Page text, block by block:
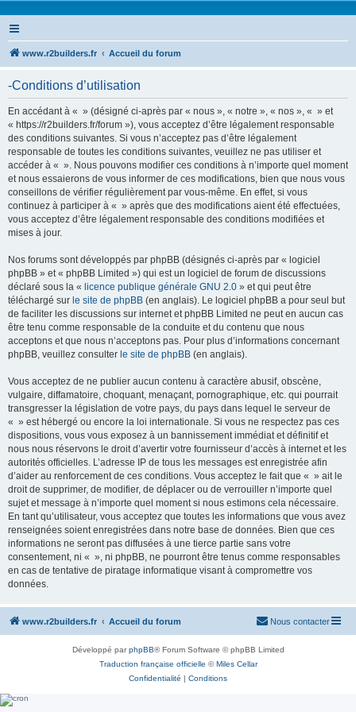
www.r2builders.fr Accueil du forum
-Conditions d’utilisation
En accédant à « » (désigné ci-après par « nous », « notre », « nos », « » et
« https://r2builders.fr/forum »), vous acceptez d’être légalement responsable
des conditions suivantes. Si vous n’acceptez pas d’être légalement
responsable de toutes les conditions suivantes, veuillez ne pas utiliser et
accéder à « ». Nous pouvons modifier ces conditions à n’importe quel moment
et nous essaierons de vous informer de ces modifications, bien que nous vous
conseillons de vérifier régulièrement par vous-même. En effet, si vous
continuez à participer à « » après que des modifications aient été effectuées,
vous acceptez d’être légalement responsable des conditions modifiées et
mises à jour.
Nos forums sont développés par phpBB (désignés ci-après par « logiciel
phpBB » et « phpBB Limited ») qui est un logiciel de forum de discussions
déclaré sous la « licence publique générale GNU 2.0 » et qui peut être
téléchargé sur le site de phpBB (en anglais). Le logiciel phpBB a pour seul but
de faciliter les discussions sur internet et phpBB Limited ne peut en aucun cas
être tenu comme responsable de la conduite et du contenu que nous
acceptons et que nous n’acceptons pas. Pour plus d’informations concernant
phpBB, veuillez consulter le site de phpBB (en anglais).
Vous acceptez de ne publier aucun contenu à caractère abusif, obscène,
vulgaire, diffamatoire, choquant, menaçant, pornographique, etc. qui pourrait
transgresser la législation de votre pays, du pays dans lequel le serveur de
« » est hébergé ou encore la loi internationale. Si vous ne respectez pas ces
dispositions, vous vous exposez à un bannissement immédiat et définitif et
nous nous réservons le droit d’avertir votre fournisseur d’accès à internet et les
autorités officielles. L’adresse IP de tous les messages est enregistrée afin
d’aider au renforcement de ces conditions. Vous acceptez le fait que « » ait le
droit de supprimer, de modifier, de déplacer ou de verrouiller n’importe quel
sujet et message à n’importe quel moment si nous estimons cela nécessaire.
En tant qu’utilisateur, vous acceptez que toutes les informations que vous avez
renseignées soient enregistrées dans notre base de données. Bien que ces
informations ne seront pas diffusées à une tierce partie sans votre
consentement, ni « », ni phpBB, ne pourront être tenus comme responsables
en cas de tentative de piratage informatique visant à compromettre vos
données.
www.r2builders.fr Accueil du forum Nous contacter
Développé parphpBB® Forum Software © phpBB Limited
Traduction française officielle ©Miles Cellar
Confidentialité | Conditions